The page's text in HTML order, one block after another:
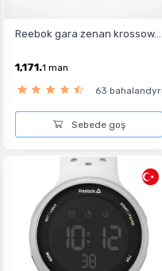
Reebok gara zenan krossow...
1,171.1 man
63
Sebede goş